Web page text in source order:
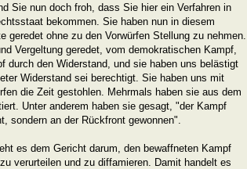
Sie nun doch froh, dass Sie hier ein Verfahren in
bekommen. Sie haben nun in diesem
geredet ohne zu den Vorwürfen Stellung zu nehmen.
Vergeltung geredet, vom demokratischen Kampf,
durch den Widerstand, und sie haben uns belästigt
Widerstand sei berechtigt. Sie haben uns mit
die Zeit gestohlen. Mehrmals haben sie aus dem
Unter anderem haben sie gesagt, "der Kampf
sondern an der Rückfront gewonnen".
es dem Gericht darum, den bewaffneten Kampf
verurteilen und zu diffamieren. Damit handelt es